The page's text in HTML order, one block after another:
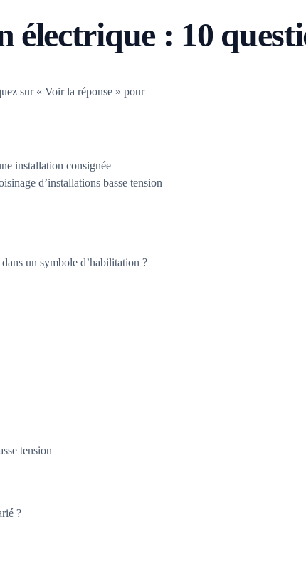
: 10
sur « Voir la réponse » pour
installation consignée
d’installations basse tension
un symbole d’habilitation ?
tension
?